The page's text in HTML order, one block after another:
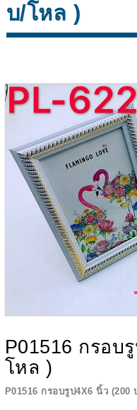
บ/โหล )
P01516 กรอบ
โหล )
P01516 กรอบรูป4X6 นิ้ว (200